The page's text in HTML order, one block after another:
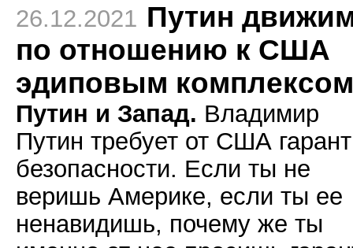
26.12.2021 Путин
по отношению к США
эдиповым комплексом
Путин и Запад. Владимир
Путин требует от США
безопасности. Если ты не
веришь Америке, если ты ее
ненавидишь, почему же ты